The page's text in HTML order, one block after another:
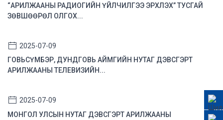
“АРИЛЖААНЫ РАДИОГИЙН ҮЙЛЧИЛГЭЭ ЭРХЛЭХ” ТУСГАЙ
ЗӨВШӨӨРӨЛ ОЛГОХ...
2025-07-09
ГОВЬСҮМБЭР, ДУНДГОВЬ АЙМГИЙН НУТАГ ДЭВСГЭРТ
АРИЛЖААНЫ ТЕЛЕВИЗИЙН...
2025-07-09
МОНГОЛ УЛСЫН НУТАГ ДЭВСГЭРТ АРИЛЖААНЫ